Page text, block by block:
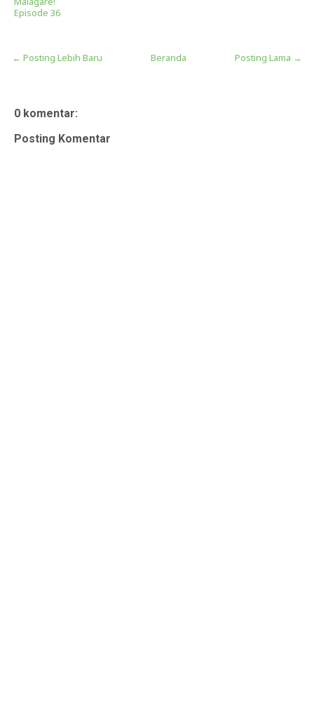
Episode 36
← Posting Lebih Baru Posting Lama →
Beranda
0 komentar:
Posting Komentar